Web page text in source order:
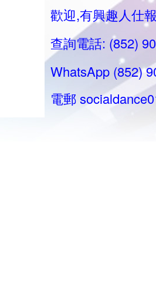
歡迎,有興趣人仕
查詢電話: (852)
WhatsApp (852)
電郵